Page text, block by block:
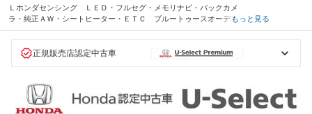
Ｌホンダセンシング ＬＥＤ・フルセグ・メモリナビ・バックカメ
ラ・純正ＡＷ・シートヒーター・ＥＴＣ ブルートゥースオーディ
オ 車線逸脱警報装置 レーダークルーズ 横滑り防止機能 Ａラ
もっと見る
正規販売店認定中古車